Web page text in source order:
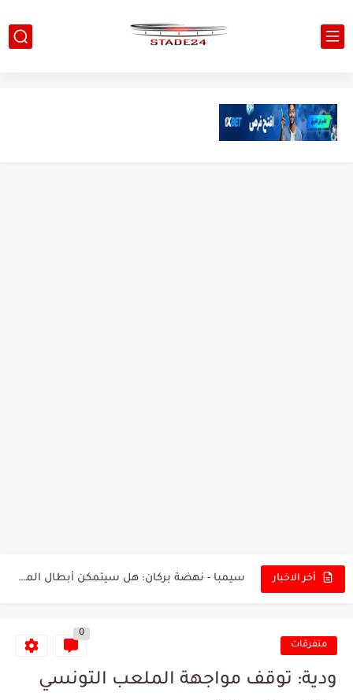
أخر الاخبار سيمبا - نهضة بركان: هل سيتمكن أبطال المغرب من الحفاظ...
البرنامج الكامل لنهائي البطولة بين الاتحاد المنستيري والنادي الإفريقي متفرقات
0
ودية: توقف مواجهة الملعب التونسي